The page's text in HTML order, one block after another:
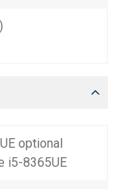
optional
i5-8365UE